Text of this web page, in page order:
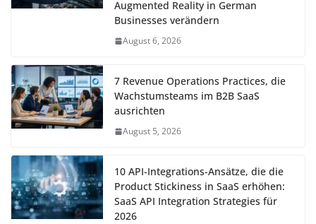
Augmented Reality in German
Businesses verändern
August 6, 2026
7 Revenue Operations Practices, die
Wachstumsteams im B2B SaaS
ausrichten
August 5, 2026
10 API-Integrations-Ansätze, die die
Product Stickiness in SaaS erhöhen:
SaaS API Integration Strategies für
2026